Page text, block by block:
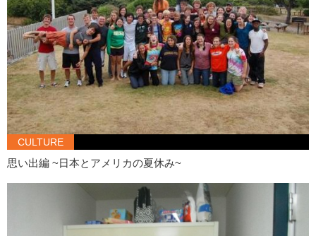
CULTURE
思い出編 ~日本とアメリカの夏休み~